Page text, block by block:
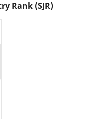
Rank (SJR)